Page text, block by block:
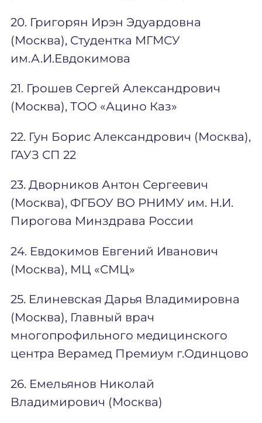
20. Григорян Ирэн Эдуардовна
(Москва), Студентка МГМСУ
им.А.И.Евдокимова
21. Грошев Сергей Александрович
(Москва), ТОО «Ацино Каз»
22. Гун Борис Александрович (Москва),
ГАУЗ СП 22
23. Дворников Антон Сергеевич
(Москва), ФГБОУ ВО РНИМУ им. Н.И.
Пирогова Минздрава России
24. Евдокимов Евгений Иванович
(Москва), МЦ «СМЦ»
25. Елиневская Дарья Владимировна
(Москва), Главный врач
многопрофильного медицинского
центра Верамед Премиум г.Одинцово
26. Емельянов Николай
Владимирович (Москва)